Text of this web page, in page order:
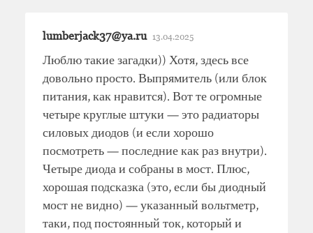
lumberjack37@ya.ru 13.04.2025
Люблю такие загадки)) Хотя, здесь все
довольно просто. Выпрямитель (или блок
питания, как нравится). Вот те огромные
четыре круглые штуки — это радиаторы
силовых диодов (и если хорошо
посмотреть — последние как раз внутри).
Четыре диода и собраны в мост. Плюс,
хорошая подсказка (это, если бы диодный
мост не видно) — указанный вольтметр,
таки, под постоянный ток, который и